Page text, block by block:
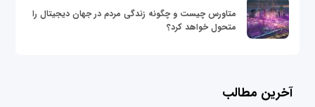
متاورس چیست و چگونه زندگی مردم در جهان دیجیتال را
متحول خواهد کرد؟
آخرین مطالب